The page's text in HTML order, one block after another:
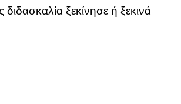
ξεκίνησε ή ξεκινά